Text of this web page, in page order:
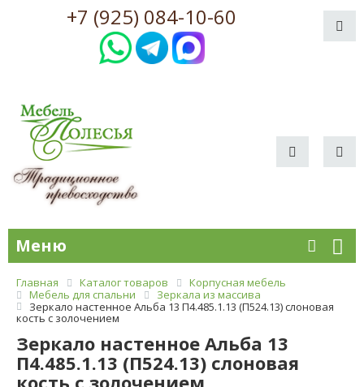
+7 (925) 084-10-60
Меню
Главная Каталог товаров
Корпусная мебель
Мебель для спальни
Зеркала из массива
Зеркало настенное Альба 13 П4.485.1.13 (П524.13) слоновая
кость с золочением
Зеркало настенное Альба 13
П4.485.1.13 (П524.13) слоновая